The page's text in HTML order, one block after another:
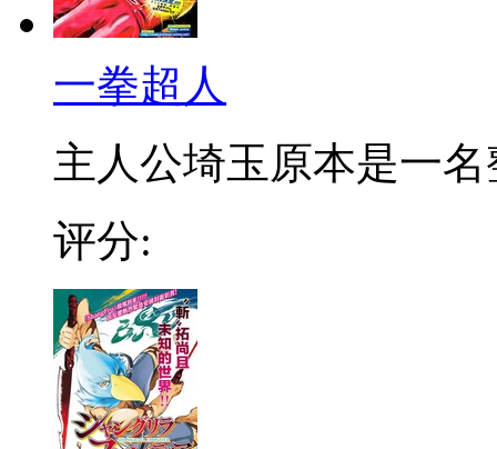
一拳超人
主人公埼玉原本是一名
评分: